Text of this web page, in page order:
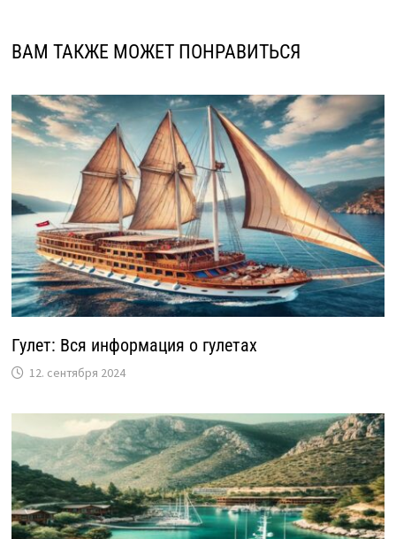
ВАМ ТАКЖЕ МОЖЕТ ПОНРАВИТЬСЯ
Гулет: Вся информация о гулетах
12. сентября 2024